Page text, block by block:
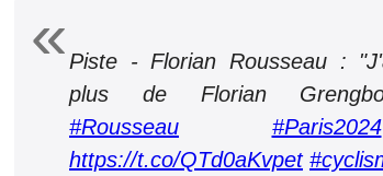
Piste - Florian Rousseau :
plus de Florian
#Rousseau
#Paris2024
https://t.co/QTd0aKvpet